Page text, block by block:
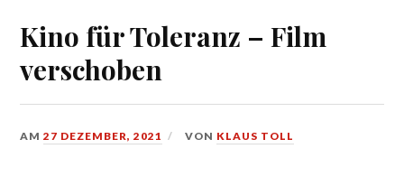
Kino für Toleranz – Film
verschoben
AM27 DEZEMBER, 2021 VON KLAUS TOLL